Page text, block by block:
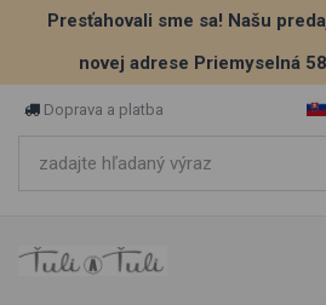
Presťahovali sme sa! Našu
novej adrese Priemyselná
Doprava a platba